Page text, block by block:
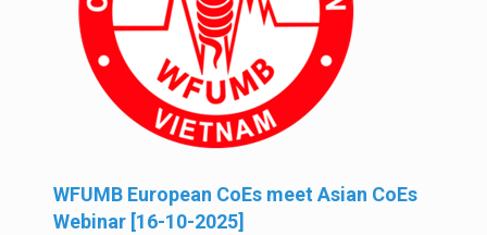
WFUMB European CoEs meet Asian CoEs
Webinar [16-10-2025]